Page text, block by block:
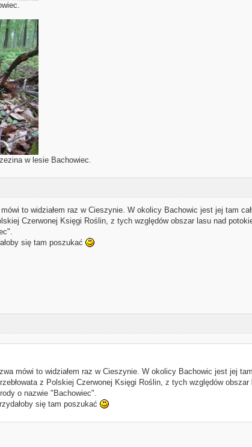
w lesie Bachowiec.
to widziałem raz w Cieszynie. W okolicy Bachowic jest jej tam
Czerwonej Księgi Roślin, z tych względów obszar lasu nad
się tam poszukać
mówi to widziałem raz w Cieszynie. W okolicy Bachowic jest jej
z Polskiej Czerwonej Księgi Roślin, z tych względów
o nazwie "Bachowiec".
się tam poszukać